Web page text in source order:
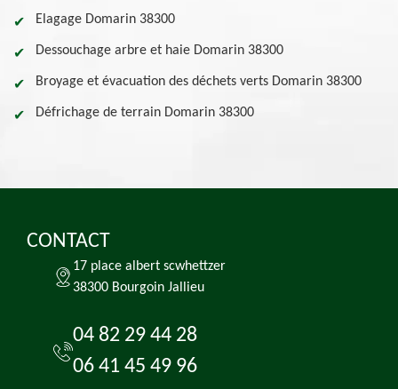
Elagage Domarin 38300
Dessouchage arbre et haie Domarin 38300
Broyage et évacuation des déchets verts Domarin 38300
Défrichage de terrain Domarin 38300
CONTACT
17 place albert scwhettzer
38300 Bourgoin Jallieu
04 82 29 44 28
06 41 45 49 96